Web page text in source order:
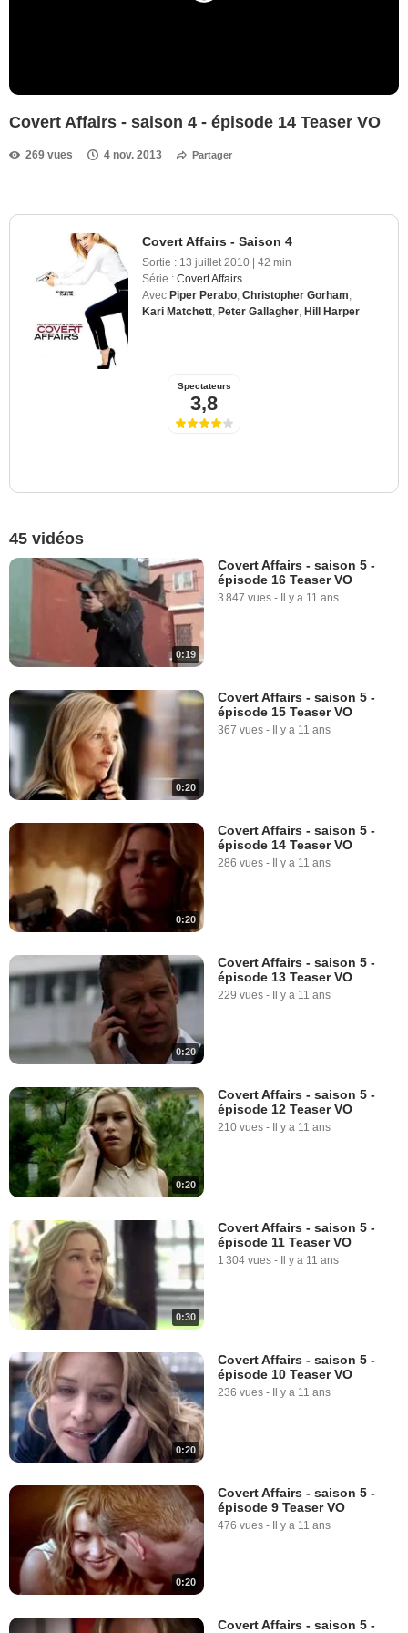
Covert Affairs - saison 4 - épisode 14 Teaser VO
269 vues 4 nov. 2013 Partager
Covert Affairs - Saison 4
Sortie : 13 juillet 2010 | 42 min
Série : Covert Affairs
Avec Piper Perabo Christopher Gorham
Kari Matchett Peter Gallagher Hill Harper
Spectateurs
3,8
45 vidéos
0:19
Covert Affairs - saison 5 -
épisode 16 Teaser VO
3 847 vues - Il y a 11 ans
0:20
Covert Affairs - saison 5 -
épisode 15 Teaser VO
367 vues - Il y a 11 ans
0:20
Covert Affairs - saison 5 -
épisode 14 Teaser VO
286 vues - Il y a 11 ans
0:20
Covert Affairs - saison 5 -
épisode 13 Teaser VO
229 vues - Il y a 11 ans
0:20
Covert Affairs - saison 5 -
épisode 12 Teaser VO
210 vues - Il y a 11 ans
0:30
Covert Affairs - saison 5 -
épisode 11 Teaser VO
1 304 vues - Il y a 11 ans
0:20
Covert Affairs - saison 5 -
épisode 10 Teaser VO
236 vues - Il y a 11 ans
0:20
Covert Affairs - saison 5 -
épisode 9 Teaser VO
476 vues - Il y a 11 ans
Covert Affairs - saison 5 -